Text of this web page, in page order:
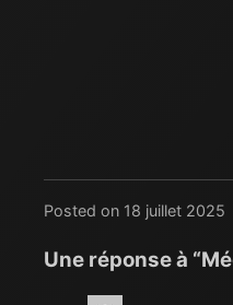
Posted on 18 juillet 2025
Une réponse à